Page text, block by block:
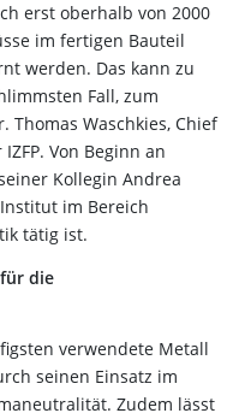
erst oberhalb von 2000
im fertigen Bauteil
werden. Das kann zu
Fall, zum
Thomas Waschkies, Chief
Von Beginn an
Kollegin Andrea
im Bereich
tätig ist.
die
verwendete Metall
seinen Einsatz im
Zudem lässt